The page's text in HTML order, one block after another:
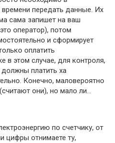
передать данные. Их
сама запишет на ваш
оператор), потом
и сформирует
оплатить
в этом случае, для контроля,
платить ха
Конечно, маловероятно
они), но мало ли…
по счетчику, от
цифры отнимаете ту,